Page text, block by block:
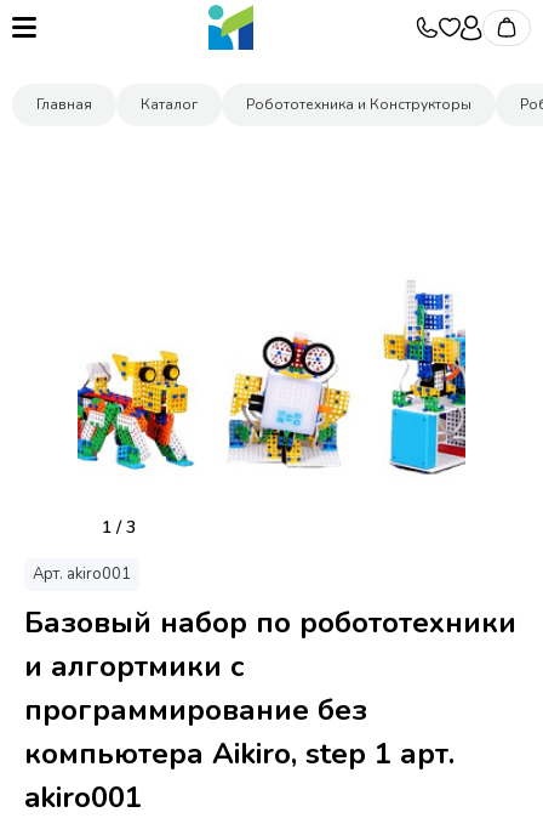
Главная Каталог Робототехника и Конструкторы
Арт. akiro001
Базовый набор по робототехники
и алгортмики с
программирование без
компьютера Aikiro, step 1 арт.
akiro001